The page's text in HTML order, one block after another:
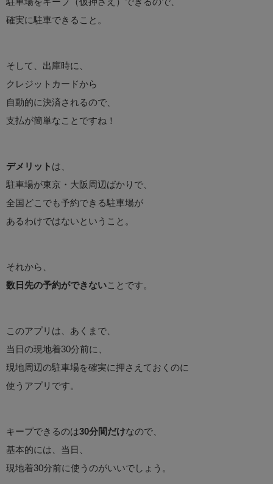
確実に駐車できること。
そして、出庫時に、
クレジットカードから
自動的に決済されるので、
支払が簡単なことですね！
デメリット は、
駐車場が東京・大阪周辺ばかりで、
全国どこでも予約できる駐車場が
あるわけではないということ。
それから、
数日先の予約ができない ことです。
このアプリは、あくまで、
当日の現地着30分前に、
現地周辺の駐車場を確実に押さえておくのに
使うアプリです。
キープできるのは30分間だけなので、
基本的には、当日、
現地着30分前に使うのがいいでしょう。